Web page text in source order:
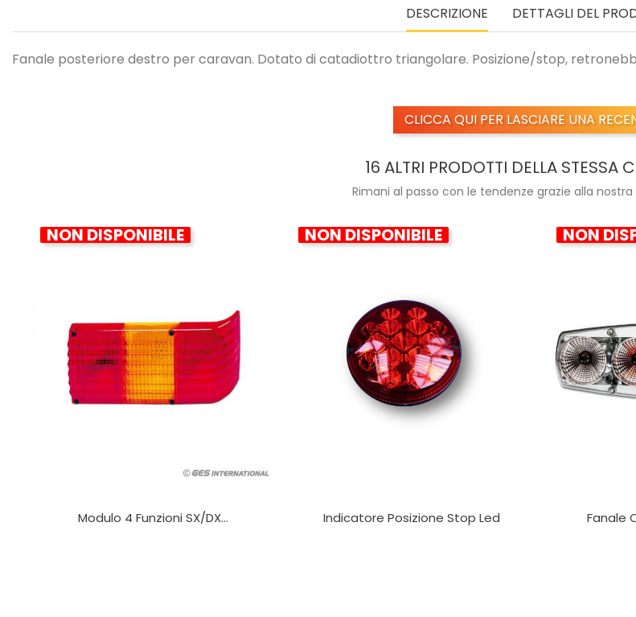
DESCRIZIONE DETTAGLI DEL
Fanale posteriore destro per caravan. Dotato di catadiottro triangolare. Posizione/stop,
CLICCA QUI PER LASCIARE UNA
16 ALTRI PRODOTTI DELLA STESSA
Rimani al passo con le tendenze grazie alla
NON DISPONIBILE
Modulo 4 Funzioni SX/DX...
NON DISPONIBILE
Indicatore Posizione Stop Led
NON
Fanale